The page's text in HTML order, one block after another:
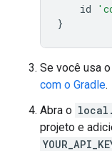
id
}
Se você usa
com o Gradle.
Abra o
projeto e